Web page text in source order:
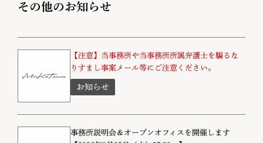
その他のお知らせ
【注意】当事務所や当事務所所属弁護士を騙るな
りすまし事案メール等にご注意ください。
お知らせ
事務所説明会＆オープンオフィスを開催します